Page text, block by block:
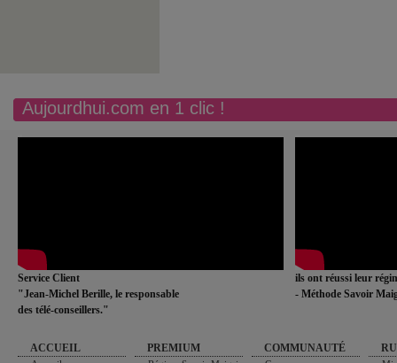
Aujourdhui.com en 1 clic !
Service Client
"Jean-Michel Berille, le responsable
des télé-conseillers."
ils ont réussi leur
- Méthode Savoir
ACCUEIL PREMIUM COMMUNAUTÉ